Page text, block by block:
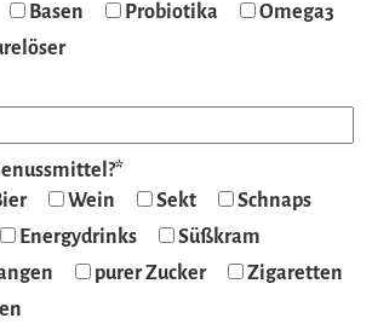
Basen Probiotika
Omega3
Wein Sekt
Schnaps
Energydrinks
Süßkram
purer Zucker
Zigaretten